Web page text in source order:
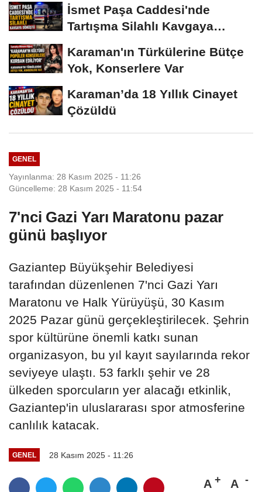
İsmet Paşa Caddesi'nde
Tartışma Silahlı Kavgaya
Karaman'ın Türkülerine Bütçe
Yok, Konserlere Var
Karaman’da 18 Yıllık Cinayet
Çözüldü
GENEL
Yayınlanma: 28 Kasım 2025 - 11:26
Güncelleme: 28 Kasım 2025 - 11:54
7'nci Gazi Yarı Maratonu pazar
günü başlıyor
Gaziantep Büyükşehir Belediyesi
tarafından düzenlenen 7'nci Gazi Yarı
Maratonu ve Halk Yürüyüşü, 30 Kasım
2025 Pazar günü gerçekleştirilecek. Şehrin
spor kültürüne önemli katkı sunan
organizasyon, bu yıl kayıt sayılarında rekor
seviyeye ulaştı. 53 farklı şehir ve 28
ülkeden sporcuların yer alacağı etkinlik,
Gaziantep'in uluslararası spor atmosferine
canlılık katacak.
GENEL 28 Kasım 2025 - 11:26
A A